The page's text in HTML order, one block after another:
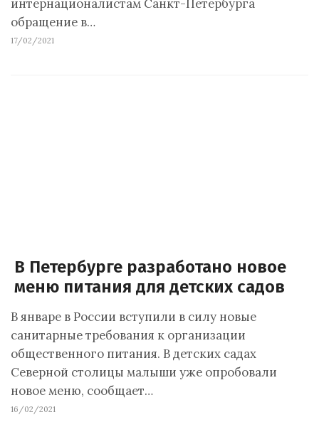
интернационалистам Санкт-Петербурга
обращение в…
17/02/2021
В Петербурге разработано новое
меню питания для детских садов
В январе в России вступили в силу новые
санитарные требования к организации
общественного питания. В детских садах
Северной столицы малыши уже опробовали
новое меню, сообщает…
16/02/2021